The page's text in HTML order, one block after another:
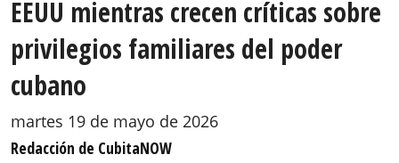
EEUU mientras crecen críticas sobre
privilegios familiares del poder
cubano
martes 19 de mayo de 2026
Redacción de CubitaNOW